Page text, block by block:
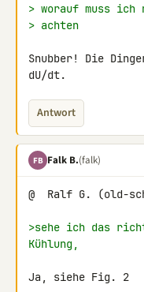
> worauf muss ich
> achten
Snubber! Die
dU/dt.
Antwort
FB Falk B.(falk)
@  Ralf G. (old-
>sehe ich das
Kühlung,
Ja, siehe Fig. 2